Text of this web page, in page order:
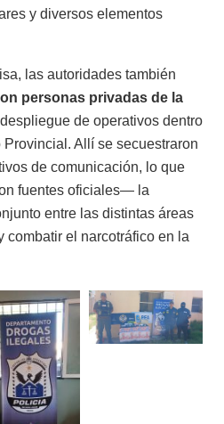
y diversos elementos
las autoridades también
personas privadas de la
de operativos dentro
Allí se secuestraron
de comunicación, lo que
fuentes oficiales— la
entre las distintas áreas
combatir el narcotráfico en la